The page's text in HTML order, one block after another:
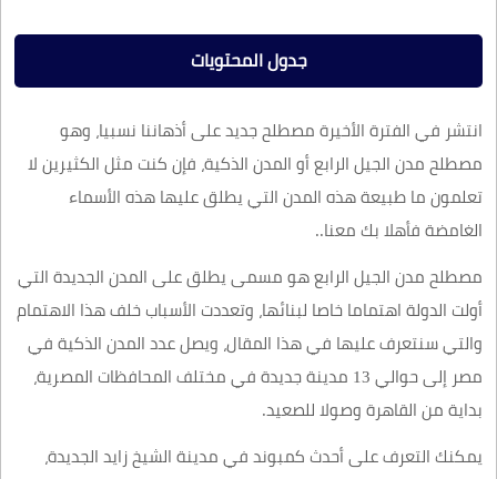
جدول المحتويات
انتشر في الفترة الأخيرة مصطلح جديد على أذهاننا نسبيا، وهو
مصطلح مدن الجيل الرابع أو المدن الذكية، فإن كنت مثل الكثيرين لا
تعلمون ما طبيعة هذه المدن التي يطلق عليها هذه الأسماء
الغامضة فأهلا بك معنا..
مصطلح مدن الجيل الرابع هو مسمى يطلق على المدن الجديدة التي
أولت الدولة اهتماما خاصا لبنائها، وتعددت الأسباب خلف هذا الاهتمام
والتي سنتعرف عليها في هذا المقال، ويصل عدد المدن الذكية في
مصر إلى حوالي 13 مدينة جديدة في مختلف المحافظات المصرية،
بداية من القاهرة وصولا للصعيد.
يمكنك التعرف على أحدث كمبوند في مدينة الشيخ زايد الجديدة،